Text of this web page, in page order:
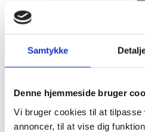
Samtykke
Denne hjemmeside bruger
Vi bruger cookies til at tilpasse
annoncer, til at vise dig